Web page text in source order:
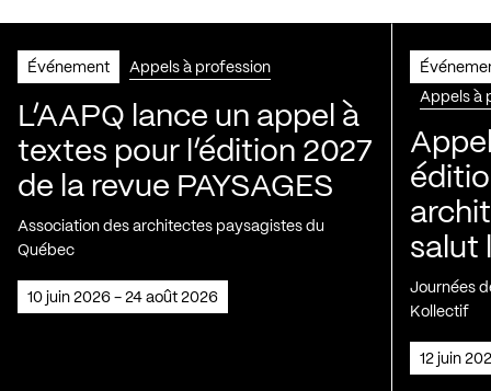
Événement Appels à profession
L’AAPQ lance un appel à
textes pour l’édition 2027
de la revue PAYSAGES
Association des architectes paysagistes du
Québec
10 juin 2026 - 24 août 2026
Appels à
salut
Journées
Kollectif
12 juin